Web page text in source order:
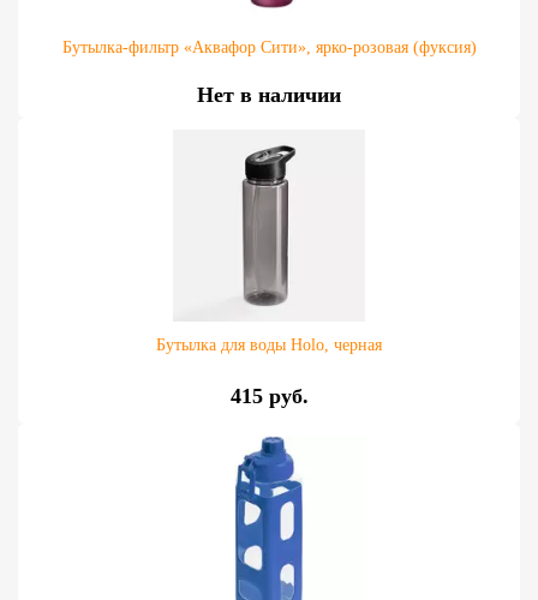
Бутылка-фильтр «Аквафор Сити», ярко-розовая (фуксия)
Нет в наличии
Бутылка для воды Holo, черная
415 руб.